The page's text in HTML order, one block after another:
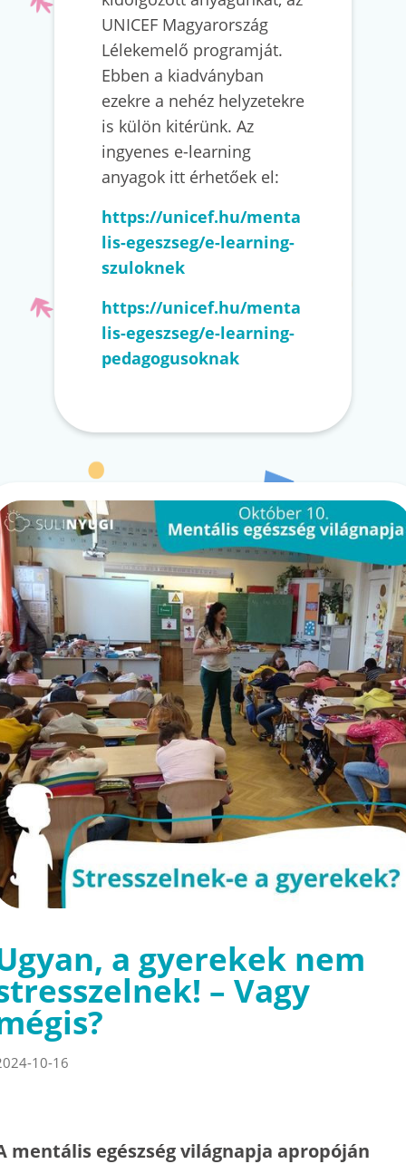
UNICEF Magyarország
Lélekemelő programját.
Ebben a kiadványban
ezekre a nehéz helyzetekre
is külön kitérünk. Az
ingyenes e-learning
anyagok itt érhetőek el:
https://unicef.hu/menta
lis-egeszseg/e-learning-
szuloknek
https://unicef.hu/menta
lis-egeszseg/e-learning-
pedagogusoknak
a gyerekek nem
– Vagy
10-16
mentális egészség világnapja apropóján